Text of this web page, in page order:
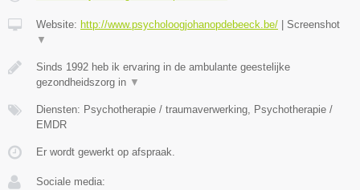
Website: http://www.psycholoogjohanopdebeeck.be/
Screenshot
▼
Sinds 1992 heb ik ervaring in de ambulante geestelijke
gezondheidszorg in ▼
Diensten: Psychotherapie / traumaverwerking, Psychotherapie /
EMDR
Er wordt gewerkt op afspraak.
Sociale media: